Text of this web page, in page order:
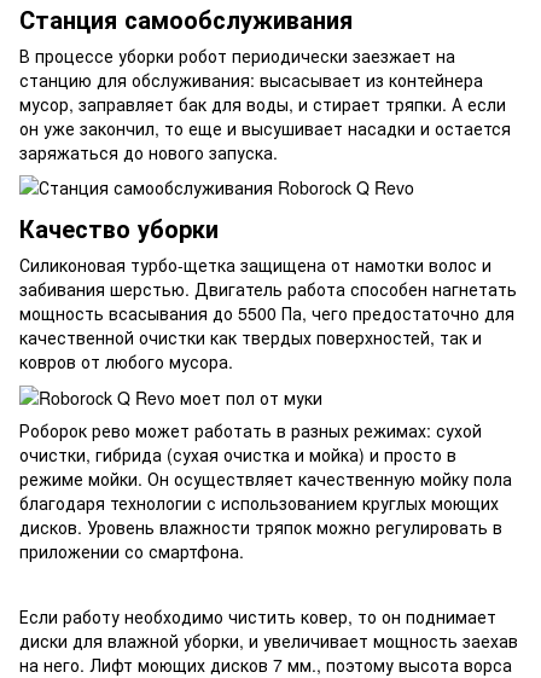
Станция самообслуживания
В процессе уборки робот периодически заезжает на
станцию для обслуживания: высасывает из контейнера
мусор, заправляет бак для воды, и стирает тряпки. А если
он уже закончил, то еще и высушивает насадки и остается
заряжаться до нового запуска.
Качество уборки
Силиконовая турбо-щетка защищена от намотки волос и
забивания шерстью. Двигатель работа способен нагнетать
мощность всасывания до 5500 Па, чего предостаточно для
качественной очистки как твердых поверхностей, так и
ковров от любого мусора.
Роборок рево может работать в разных режимах: сухой
очистки, гибрида (сухая очистка и мойка) и просто в
режиме мойки. Он осуществляет качественную мойку пола
благодаря технологии с использованием круглых моющих
дисков. Уровень влажности тряпок можно регулировать в
приложении со смартфона.
Если работу необходимо чистить ковер, то он поднимает
диски для влажной уборки, и увеличивает мощность заехав
на него. Лифт моющих дисков 7 мм., поэтому высота ворса